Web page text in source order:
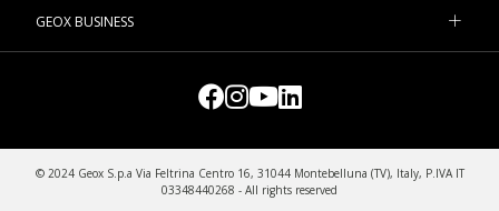
GEOX BUSINESS
© 2024 Geox S.p.a Via Feltrina Centro 16, 31044 Montebelluna (TV), Italy, P.IVA IT
03348440268 - All rights reserved